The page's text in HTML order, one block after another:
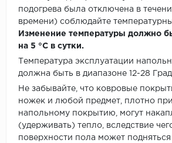
подогрева была отключена в
времени) соблюдайте
Изменение температуры должно
на 5 °C в сутки.
Температура эксплуатации
должна быть в диапазоне 12-28
Не забывайте, что ковровые
ножек и любой предмет, плотно
напольному покрытию, могут
(удерживать) тепло, вследствие
поверхности пола может